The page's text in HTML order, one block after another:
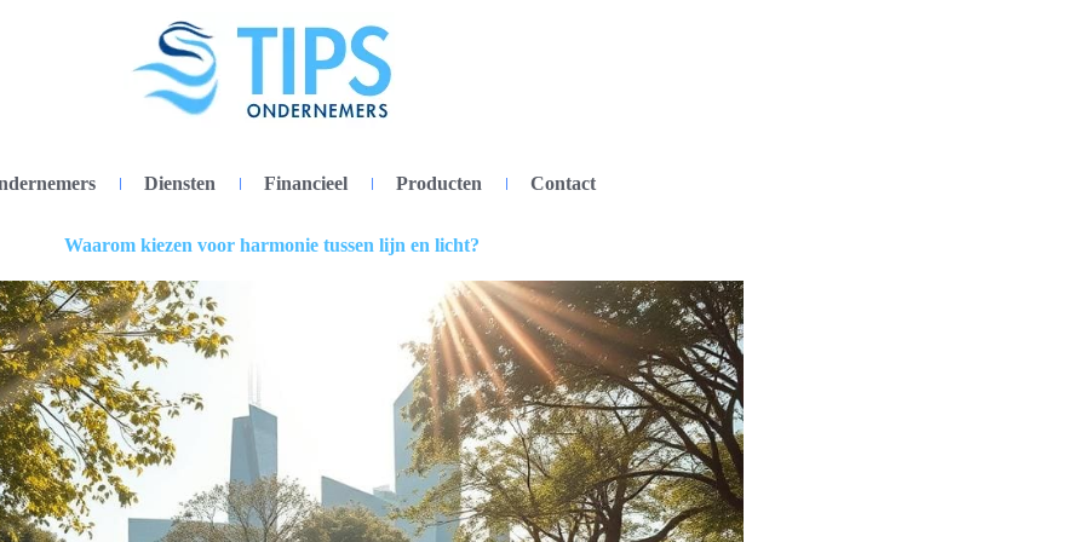
Diensten Financieel Producten Contact
Waarom kiezen voor harmonie tussen lijn en licht?